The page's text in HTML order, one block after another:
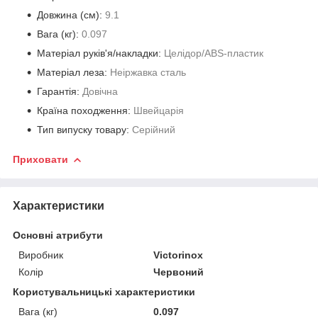
Довжина (cм): 9.1
Вага (кг): 0.097
Матеріал руків'я/накладки: Целідор/ABS-пластик
Матеріал леза: Неіржавка сталь
Гарантія: Довічна
Країна походження: Швейцарія
Тип випуску товару: Серійний
Приховати
Характеристики
Основні атрибути
Виробник
Victorinox
Колір
Червоний
Користувальницькі характеристики
Вага (кг)
0.097